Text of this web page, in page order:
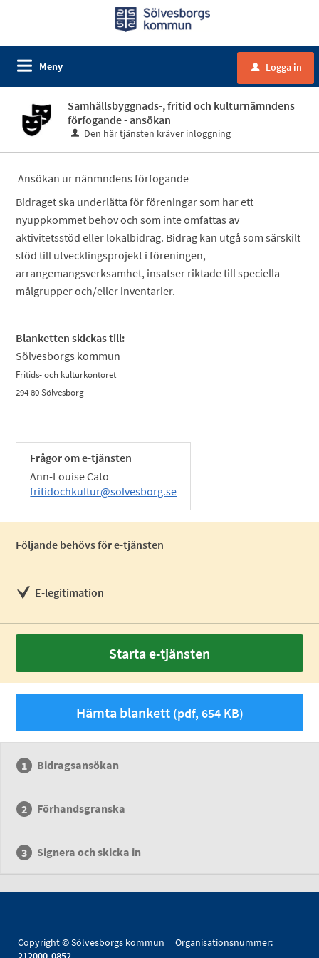
Meny u Logga in
Samhällsbyggnads-, fritid och kulturnämndens
förfogande - ansökan
Den här tjänsten kräver inloggning
Ansökan ur nänmndens förfogande
Bidraget ska underlätta för föreningar som har ett
nyuppkommet behov och som inte omfattas av
aktivitetsstöd eller lokalbidrag. Bidrag kan utgå som särskilt
stöd till utvecklingsprojekt i föreningen,
arrangemangsverksamhet, insatser riktade till speciella
målgrupper och/eller inventarier.
Blanketten skickas till:
Sölvesborgs kommun
Fritids- och kulturkontoret
294 80 Sölvesborg
Frågor om e-tjänsten
Ann-Louise Cato
fritidochkultur@solvesborg.se
Följande behövs för e-tjänsten
E-legitimation
Starta e-tjänsten
Hämta blankett(pdf, 654 KB)
Bidragsansökan
Förhandsgranska
Signera och skicka in
Copyright © Sölvesborgs kommun Organisationsnummer: